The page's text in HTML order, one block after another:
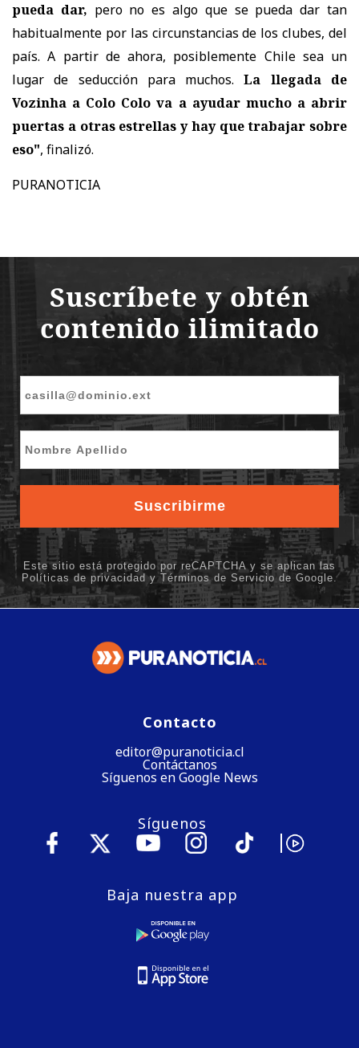
pueda dar, pero no es algo que se pueda dar tan
habitualmente por las circunstancias de los clubes, del
país. A partir de ahora, posiblemente Chile sea un
lugar de seducción para muchos.La llegada de
Vozinha a Colo Colo va a ayudar mucho a abrir
puertas a otras estrellas y hay que trabajar sobre
eso", finalizó.
PURANOTICIA
Contacto
editor@puranoticia.cl
Contáctanos
Síguenos en Google News
Síguenos
Baja nuestra app